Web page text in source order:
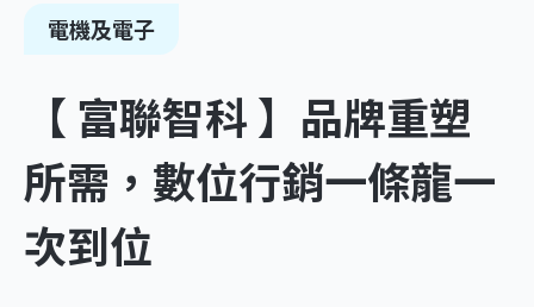
電機及電子
【 富聯智科 】品牌重塑
所需，數位行銷一條龍一
次到位